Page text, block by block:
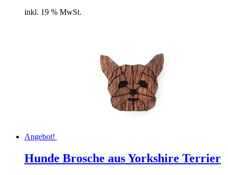
inkl. 19 % MwSt.
Angebot!
Hunde Brosche aus Yorkshire Terrier